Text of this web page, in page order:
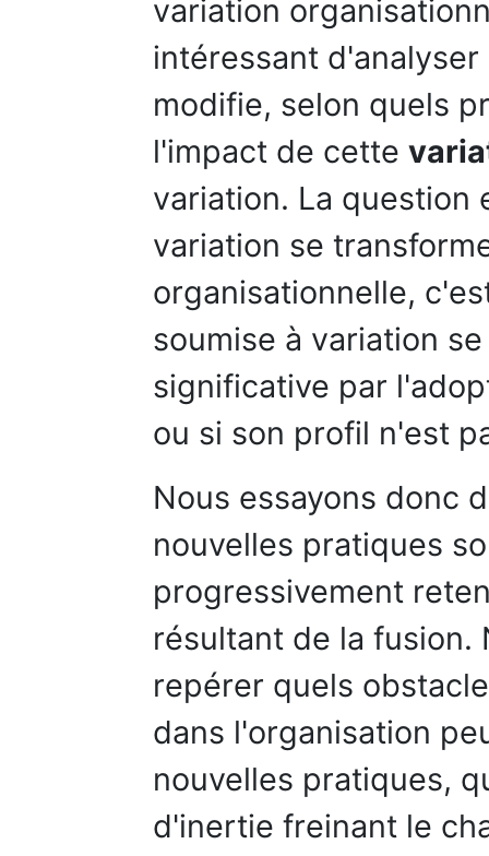
variation
intéressant
modifie, selon quels
l'impact de cette
variation. La question
variation se
organisationnelle,
soumise à variation
significative par
ou si son profil n'est
Nous essayons donc
nouvelles pratiques
progressivement
résultant de la fusion.
repérer quels
dans l'organisation
nouvelles pratiques,
d'inertie freinant le